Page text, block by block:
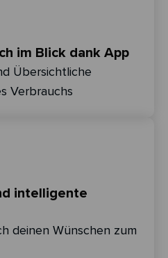
im Blick dank App
Übersichtliche
Verbrauchs
intelligente
deinen Wünschen zum